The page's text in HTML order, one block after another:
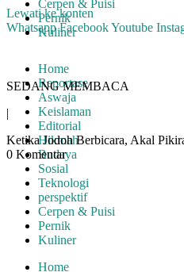
Lewati ke konten
Whatsapp FacebookYoutube
Home
Reportase
Aswaja
Keislaman
Editorial
Hikmah
Budaya
Sosial
Teknologi
perspektif
Cerpen & Puisi
Pernik
Kuliner
Home
Cerpen & Puisi
Pernik
Kuliner
SEDANG MEMBACA
|
Ketika Jodoh Berbicara, Akal
0 Komentar